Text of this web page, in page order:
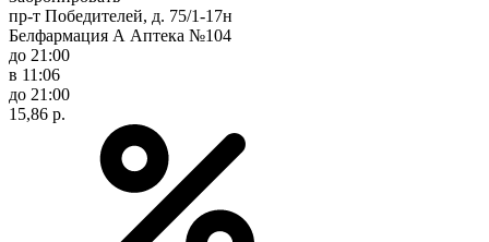
пр-т Победителей, д. 75/1-17н
Белфармация А Аптека №104
до 21:00
в 11:06
до 21:00
15,86 р.